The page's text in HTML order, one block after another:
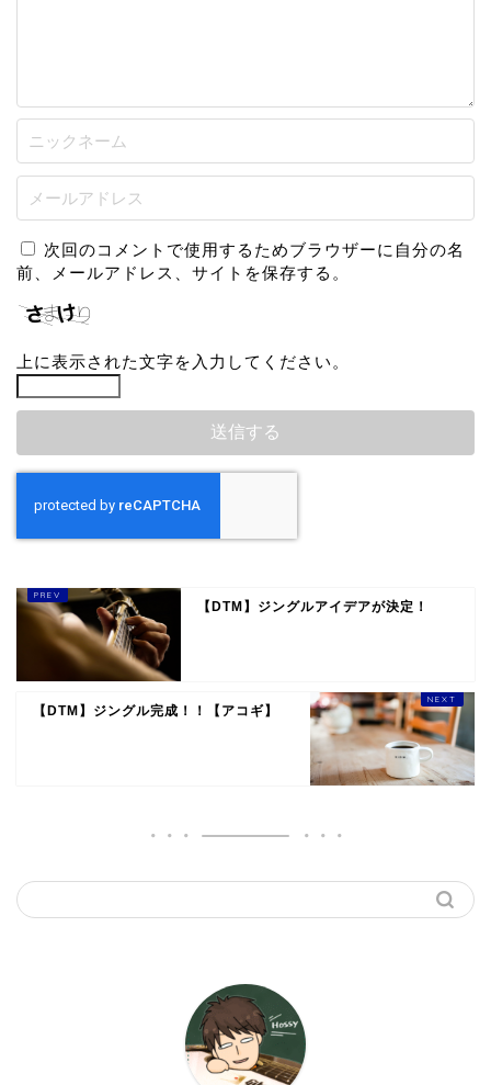
次回のコメントで使用するためブラウザーに自分の名
前、メールアドレス、サイトを保存する。
上に表示された文字を入力してください。
【DTM】ジングルアイデアが決定！
【DTM】ジングル完成！！【アコギ】